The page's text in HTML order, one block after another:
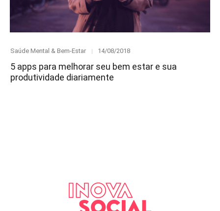
Category
Saúde Mental & Bem-Estar
Posted
14/08/2018
5 apps para melhorar seu bem estar e sua
produtividade diariamente